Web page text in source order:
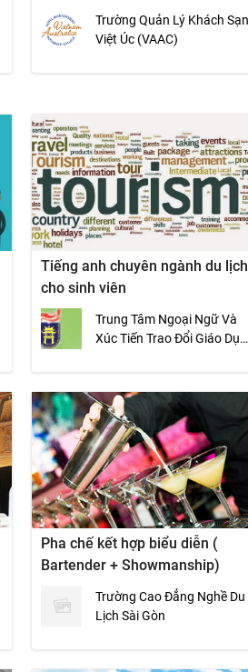
Trường Quản Lý Khách Sạn
Việt Úc (VAAC)
Tiếng anh chuyên ngành du lịch
cho sinh viên
Trung Tâm Ngoại Ngữ Và
Xúc Tiến Trao Đổi Giáo Dục
Pha chế kết hợp biểu diễn (
Bartender + Showmanship)
Trường Cao Đẳng Nghề Du
Lịch Sài Gòn